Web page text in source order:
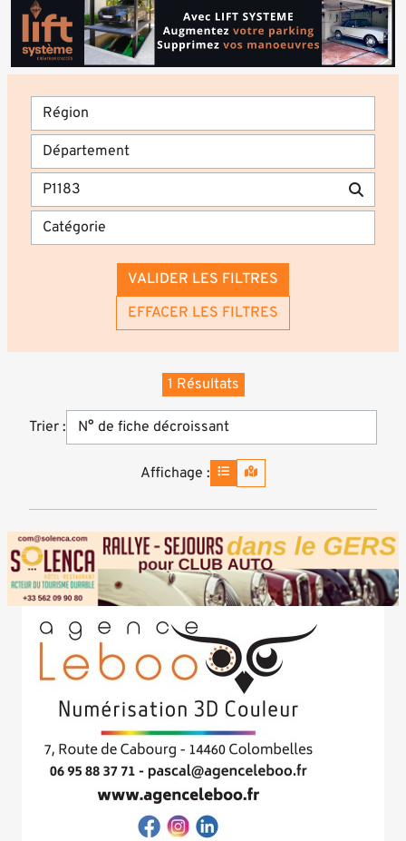
VALIDER LES FILTRES
EFFACER LES FILTRES
Trier :
1 Résultats
Affichage :